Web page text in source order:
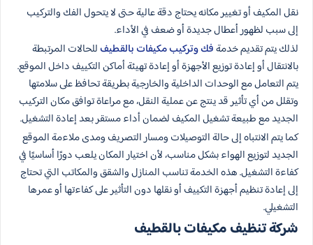
نقل المكيف أو تغيير مكانه يحتاج دقة عالية حتى لا يتحول الفك والتركيب
إلى سبب لظهور أعطال جديدة أو ضعف في الأداء.
لذلك يتم تقديم خدمةفك وتركيب مكيفات بالقطيفللحالات المرتبطة
بالانتقال أو إعادة توزيع الأجهزة أو إعادة تهيئة أماكن التكييف داخل الموقع.
يتم التعامل مع الوحدات الداخلية والخارجية بطريقة تحافظ على سلامتها
وتقلل من أي تأثير قد ينتج عن عملية النقل، مع مراعاة توافق مكان التركيب
الجديد مع طبيعة تشغيل المكيف لضمان أداء مستقر بعد إعادة التشغيل.
كما يتم الانتباه إلى حالة التوصيلات ومسار التصريف ومدى ملاءمة الموقع
الجديد لتوزيع الهواء بشكل مناسب، لأن اختيار المكان يلعب دورًا أساسيًا في
كفاءة التشغيل. هذه الخدمة تناسب المنازل والشقق والمكاتب التي تحتاج
إلى إعادة تنظيم أجهزة التكييف أو نقلها دون التأثير على كفاءتها أو عمرها
التشغيلي.
شركة تنظيف مكيفات بالقطيف